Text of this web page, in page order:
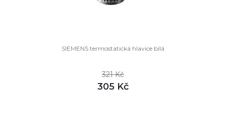
SIEMENS termostatická hlavice bílá
321 Kč
305 Kč